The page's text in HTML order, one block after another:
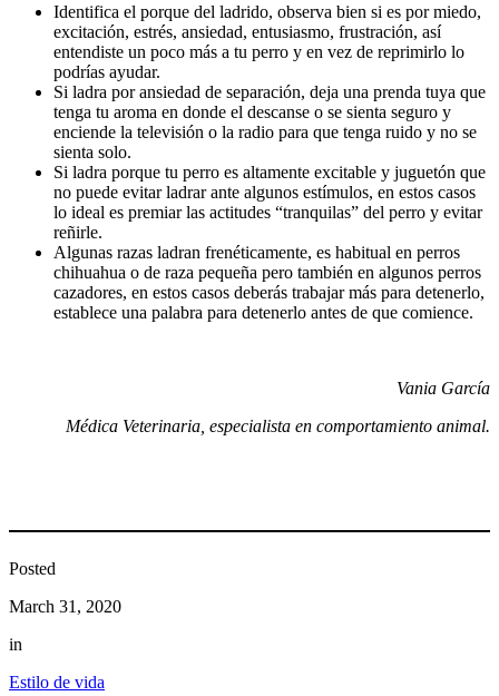
Identifica el porque del ladrido, observa bien si es por miedo,
excitación, estrés, ansiedad, entusiasmo, frustración, así
entendiste un poco más a tu perro y en vez de reprimirlo lo
podrías ayudar.
Si ladra por ansiedad de separación, deja una prenda tuya que
tenga tu aroma en donde el descanse o se sienta seguro y
enciende la televisión o la radio para que tenga ruido y no se
sienta solo.
Si ladra porque tu perro es altamente excitable y juguetón que
no puede evitar ladrar ante algunos estímulos, en estos casos
lo ideal es premiar las actitudes “tranquilas” del perro y evitar
reñirle.
Algunas razas ladran frenéticamente, es habitual en perros
chihuahua o de raza pequeña pero también en algunos perros
cazadores, en estos casos deberás trabajar más para detenerlo,
establece una palabra para detenerlo antes de que comience.
Vania García
Médica Veterinaria, especialista en comportamiento animal.
Posted
March 31, 2020
in
Estilo de vida